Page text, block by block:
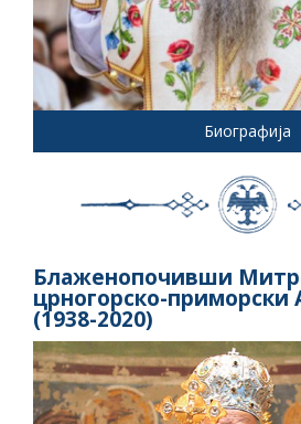
Биографија
Блаженопочивши
црногорско-приморски
(1938-2020)